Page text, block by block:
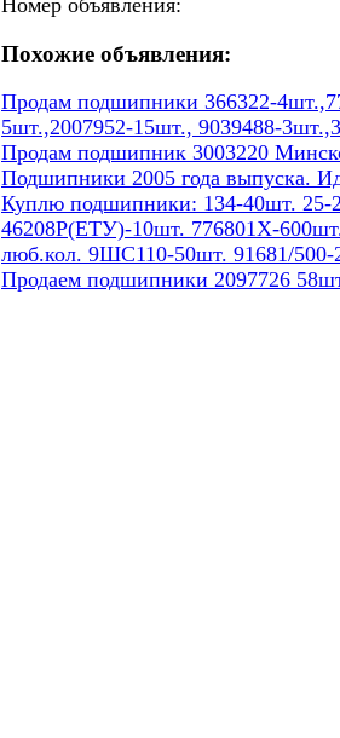
Похожие объявления:
Продам подшипники 366322-
5шт.,2007952-15шт., 9039488-
Продам подшипник 3003220
Подшипники 2005 года выпуска.
Куплю подшипники: 134-40шт.
46208Р(ЕТУ)-10шт. 776801Х-
люб.кол. 9ШС110-50шт. 91681/500-
Продаем подшипники 2097726